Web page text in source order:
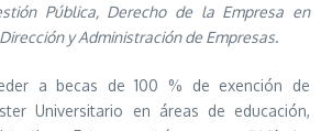
Pública, Derecho de la Empresa en
y Administración de Empresas.
a becas de 100 % de exención de
Universitario en áreas de educación,